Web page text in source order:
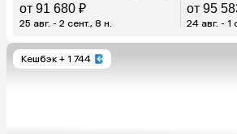
от 91 680 ₽
25 авг. - 2 сент., 8 н.
от 95
24 авг. - 1
Кешбэк + 1 744